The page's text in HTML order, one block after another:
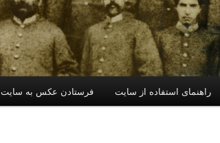
راهنمای استفاده از سایت فرستادن عکس به سایت